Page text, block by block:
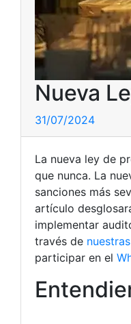
Nueva
31/07/2024
La nueva ley de
que nunca. La
sanciones más
artículo
implementar
través de
participar en el